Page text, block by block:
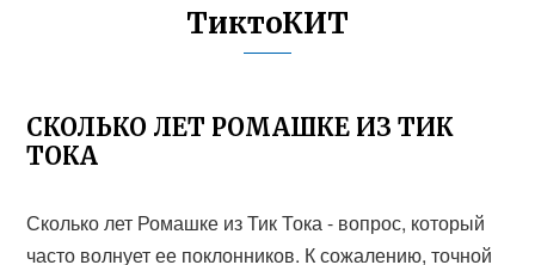
ТиктоКИТ
СКОЛЬКО ЛЕТ РОМАШКЕ ИЗ ТИК
ТОКА
Сколько лет Ромашке из Тик Тока - вопрос, который
часто волнует ее поклонников. К сожалению, точной